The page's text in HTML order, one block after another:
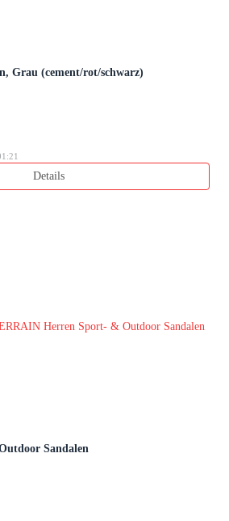
Grau (cement/rot/schwarz)
Details
Sandalen